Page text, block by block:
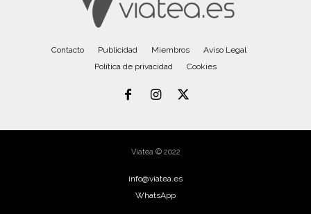
Contacto Publicidad Miembros
Aviso Legal
Política de privacidad
Cookies
Viatea © 2022
info@viatea.es
WhatsApp